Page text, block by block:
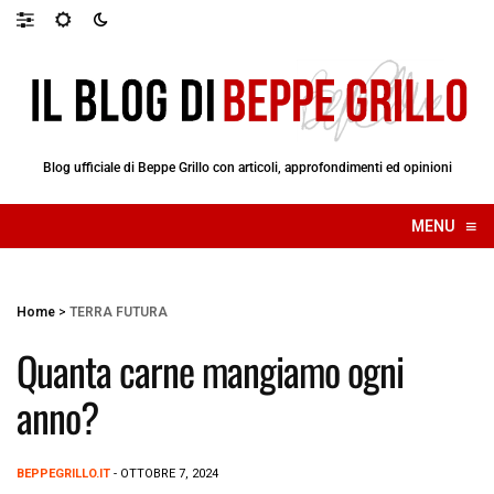
Blog ufficiale di Beppe Grillo con articoli, approfondimenti ed opinioni
MENU ≡
☰
Home > TERRA FUTURA
Quanta carne mangiamo ogni
anno?
BEPPEGRILLO.IT - OTTOBRE 7, 2024